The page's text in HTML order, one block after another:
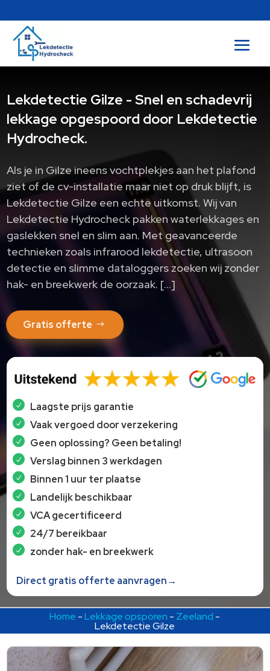
Lekdetectie Gilze - Snel en schadevrij
lekkage opgespoord door Lekdetectie
Hydrocheck.
Als je in Gilze ineens vochtplekjes aan het plafond
ziet of de cv-installatie maar niet op druk blijft, is
Lekdetectie Gilze een echte uitkomst. Wij van
Lekdetectie Hydrocheck pakken waterlekkages en
gaslekken snel en slim aan. Met geavanceerde
technieken zoals infrarood lekdetectie, ultrasoon
detectie en slimme dataloggers zoeken wij zonder
hak- en breekwerk de oorzaak. […]
Gratis offerte
Laagste prijs garantie
Vaak vergoed door verzekering
Geen oplossing? Geen betaling!
Verslag binnen 3 werkdagen
Binnen 1 uur ter plaatse
Landelijk beschikbaar
VCA gecertificeerd
24/7 bereikbaar
zonder hak- en breekwerk
Direct gratis offerte aanvragen→
Home -Lekkage opsporen - Zeeland -
Lekdetectie Gilze